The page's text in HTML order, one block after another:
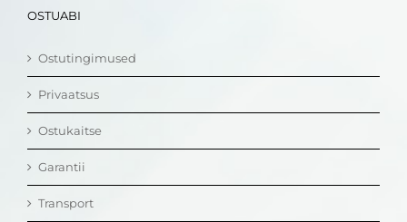
OSTUABI
Ostutingimused
Privaatsus
Ostukaitse
Garantii
Transport